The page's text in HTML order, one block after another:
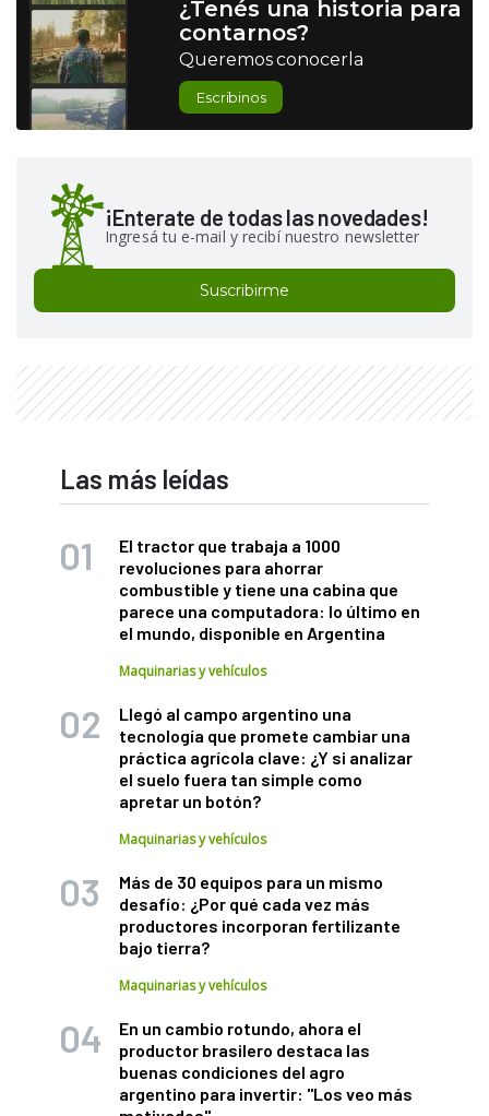
¿Tenés una historia para
contarnos?
Queremos conocerla
Escribinos
¡Enterate de todas las novedades!
Ingresá tu e-mail y recibí nuestro newsletter
Suscribirme
Las más leídas
El tractor que trabaja a 1000
revoluciones para ahorrar
combustible y tiene una cabina que
parece una computadora: lo último en
el mundo, disponible en Argentina
Maquinarias y vehículos
Llegó al campo argentino una
tecnología que promete cambiar una
práctica agrícola clave: ¿Y si analizar
el suelo fuera tan simple como
apretar un botón?
Maquinarias y vehículos
Más de 30 equipos para un mismo
desafío: ¿Por qué cada vez más
productores incorporan fertilizante
bajo tierra?
Maquinarias y vehículos
En un cambio rotundo, ahora el
productor brasilero destaca las
buenas condiciones del agro
argentino para invertir: "Los veo más